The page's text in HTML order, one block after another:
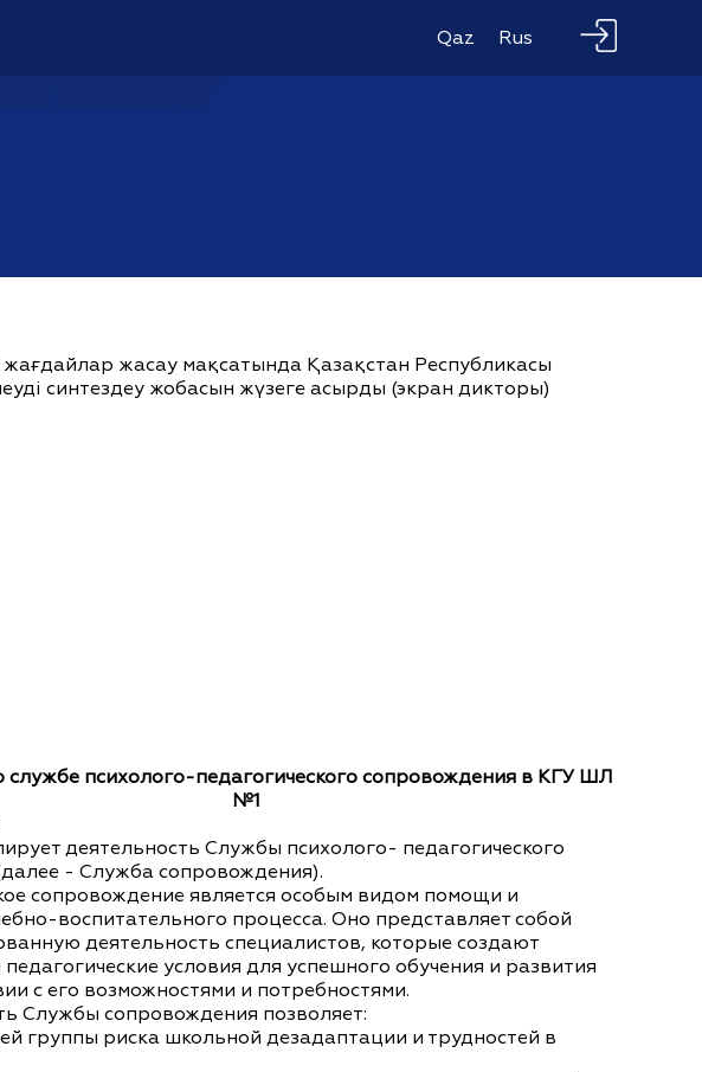
Qaz Rus
жағдайлар жасау мақсатында Қазақстан Республикасы
синтездеу жобасын жүзеге асырды (экран дикторы)
службе психолого-педагогического сопровождения в КГУ ШЛ
№1
деятельность Службы психолого- педагогического
- Служба сопровождения).
сопровождение является особым видом помощи и
воспитательного процесса. Оно представляет собой
деятельность специалистов, которые создают
условия для успешного обучения и развития
с его возможностями и потребностями.
Службы сопровождения позволяет:
группы риска школьной дезадаптации и трудностей в